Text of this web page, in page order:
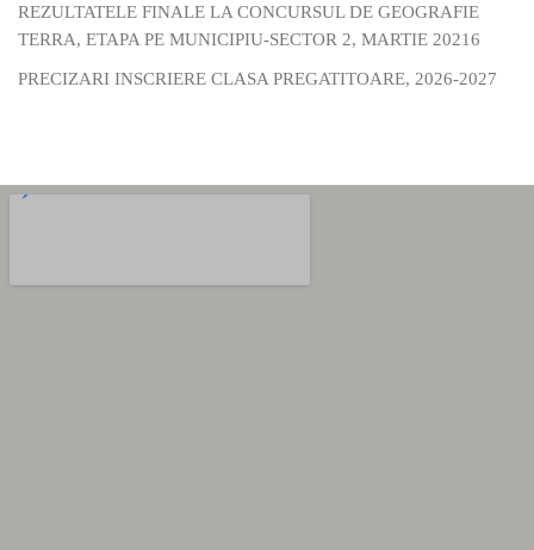
REZULTATELE FINALE LA CONCURSUL DE GEOGRAFIE
TERRA, ETAPA PE MUNICIPIU-SECTOR 2, MARTIE 20216
PRECIZARI INSCRIERE CLASA PREGATITOARE, 2026-2027